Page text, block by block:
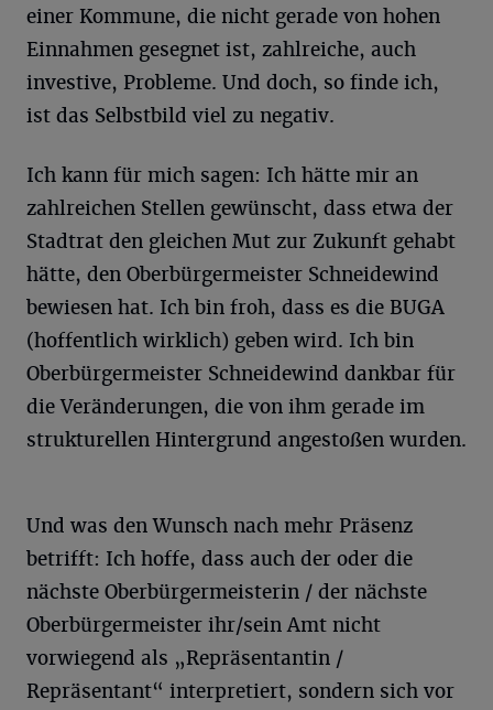
einer Kommune, die nicht gerade von hohen
Einnahmen gesegnet ist, zahlreiche, auch
investive, Probleme. Und doch, so finde ich,
ist das Selbstbild viel zu negativ.
Ich kann für mich sagen: Ich hätte mir an
zahlreichen Stellen gewünscht, dass etwa der
Stadtrat den gleichen Mut zur Zukunft gehabt
hätte, den Oberbürgermeister Schneidewind
bewiesen hat. Ich bin froh, dass es die BUGA
(hoffentlich wirklich) geben wird. Ich bin
Oberbürgermeister Schneidewind dankbar für
die Veränderungen, die von ihm gerade im
strukturellen Hintergrund angestoßen wurden.
Und was den Wunsch nach mehr Präsenz
betrifft: Ich hoffe, dass auch der oder die
nächste Oberbürgermeisterin / der nächste
Oberbürgermeister ihr/sein Amt nicht
vorwiegend als „Repräsentantin /
Repräsentant“ interpretiert, sondern sich vor